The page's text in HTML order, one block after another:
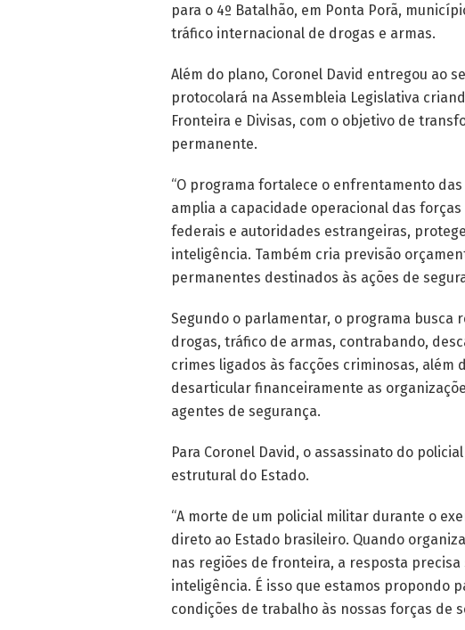
para o 4º Batalhão, em Ponta Porã,
tráfico internacional de drogas e armas.
Além do plano, Coronel David entregou ao
protocolará na Assembleia Legislativa
Fronteira e Divisas, com o objetivo de
permanente.
“O programa fortalece o enfrentamento
amplia a capacidade operacional das
federais e autoridades estrangeiras,
inteligência. Também cria previsão
permanentes destinados às ações de
Segundo o parlamentar, o programa busca
drogas, tráfico de armas, contrabando,
crimes ligados às facções criminosas, além
desarticular financeiramente as
agentes de segurança.
Para Coronel David, o assassinato do
estrutural do Estado.
“A morte de um policial militar durante o
direto ao Estado brasileiro. Quando
nas regiões de fronteira, a resposta
inteligência. É isso que estamos propondo
condições de trabalho às nossas forças de